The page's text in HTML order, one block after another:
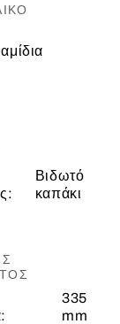
Βιδωτό
καπάκι
335
mm